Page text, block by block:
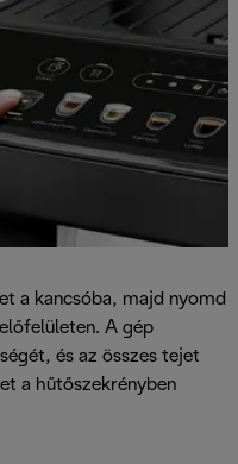
a kancsóba, majd nyomd
A gép
és az összes tejet
a hűtőszekrényben